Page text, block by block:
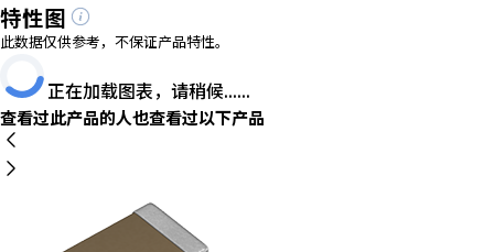
特性图
此数据仅供参考，不保证产品特性。
正在加载图表，请稍候......
查看过此产品的人也查看过以下产品